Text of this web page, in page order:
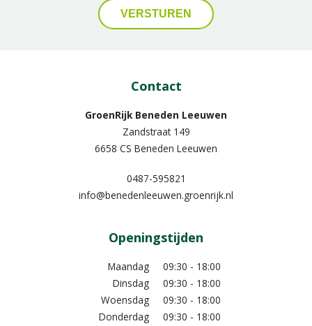
Contact
GroenRijk Beneden Leeuwen​
Zandstraat 149
6658 CS Beneden Leeuwen
0487-595821
info@benedenleeuwen.groenrijk.nl
Openingstijden
Maandag
09:30 - 18:00
Dinsdag
09:30 - 18:00
Woensdag
09:30 - 18:00
Donderdag
09:30 - 18:00